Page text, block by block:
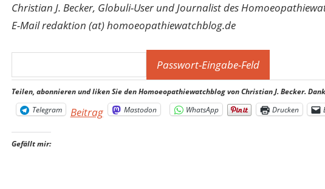
Christian J. Becker, Globuli-User und Journalist des
E-Mail redaktion (at) homoeopathiewatchblog.de
Teilen, abonnieren und liken Sie den Homoeopathiewatchblog von Christian J. Becker.
Telegram
Beitrag Mastodon WhatsApp Drucken
Gefällt mir: